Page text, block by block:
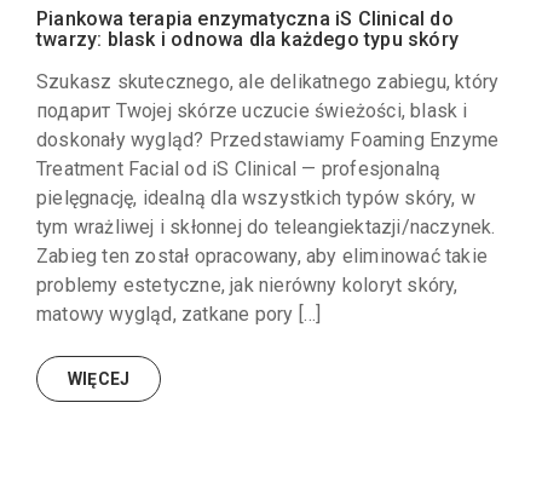
Piankowa terapia enzymatyczna iS Clinical do
twarzy: blask i odnowa dla każdego typu skóry
Szukasz skutecznego, ale delikatnego zabiegu, który
подарит Twojej skórze uczucie świeżości, blask i
doskonały wygląd? Przedstawiamy Foaming Enzyme
Treatment Facial od iS Clinical — profesjonalną
pielęgnację, idealną dla wszystkich typów skóry, w
tym wrażliwej i skłonnej do teleangiektazji/naczynek.
Zabieg ten został opracowany, aby eliminować takie
problemy estetyczne, jak nierówny koloryt skóry,
matowy wygląd, zatkane pory […]
WIĘCEJ